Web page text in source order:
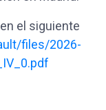
el siguiente
files/2026-